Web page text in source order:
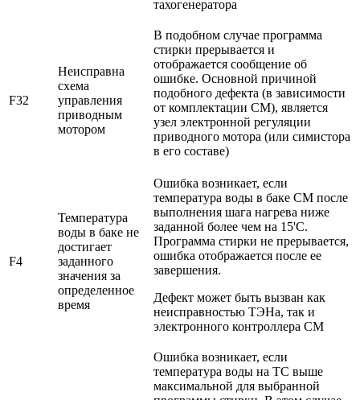
тахогенератора
F32
Неисправна
схема
управления
приводным
мотором
В подобном случае программа
стирки прерывается и
отображается сообщение об
ошибке. Основной причиной
подобного дефекта (в зависимости
от комплектации СМ), является
узел электронной регуляции
приводного мотора (или симистора
в его составе)
F4
Температура
воды в баке не
достигает
заданного
значения за
определенное
время
Ошибка возникает, если
температура воды в баке СМ после
выполнения шага нагрева ниже
заданной более чем на 15'С.
Программа стирки не прерывается,
ошибка отображается после ее
завершения.
Дефект может быть вызван как
неисправностью ТЭНа, так и
электронного контроллера СМ
Ошибка возникает, если
температура воды на ТС выше
максимальной для выбранной